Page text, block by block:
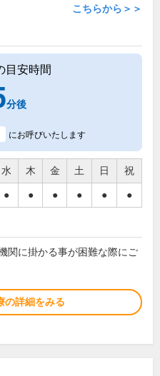
こちらから＞＞
目安時間
分後
にお呼びいたします
水 木 金 土 日 祝
● ● ● ● ● ●
関に掛かる事が困難な際にご
の詳細をみる